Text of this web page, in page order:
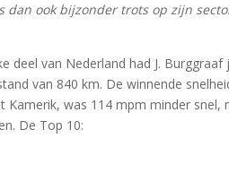
dan ook bijzonder trots op zijn
deel van Nederland had J. Burggraaf
van 840 km. De winnende
was 114 mpm minder snel,
De Top 10: